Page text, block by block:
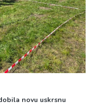
novu uskrsnu